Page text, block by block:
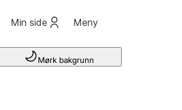
Min side Meny
Mørk bakgrunn